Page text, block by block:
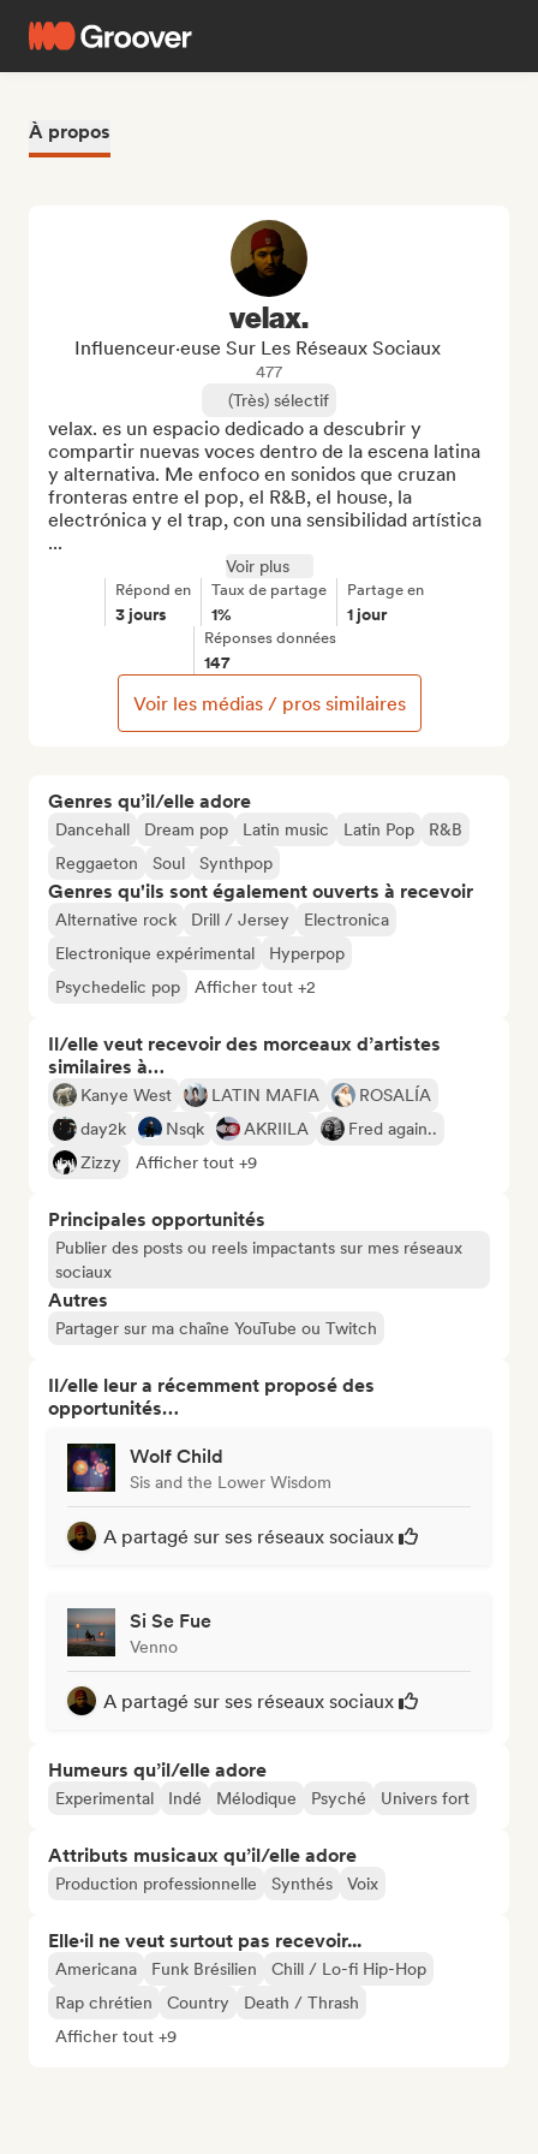
À propos
Genres qu’il/elle adore
Dancehall Dream pop Latin music Latin Pop
R&B
Reggaeton
Soul Synthpop
Genres qu'ils sont également ouverts à recevoir
Alternative rock Drill / Jersey
Electronica
Electronique expérimental
Hyperpop
Psychedelic pop
Afficher tout +2
Il/elle veut recevoir des morceaux d’artistes
similaires à…
Kanye West LATIN MAFIA
ROSALÍA
day2k
Nsqk AKRIILA
Fred again..
Zizzy
Afficher tout +9
Principales opportunités
Publier des posts ou reels impactants sur mes réseaux
sociaux
Autres
Partager sur ma chaîne YouTube ou Twitch
Il/elle leur a récemment proposé des
opportunités…
Wolf Child
Sis and the Lower Wisdom
A partagé sur ses réseaux sociaux
Si Se Fue
Venno
A partagé sur ses réseaux sociaux
Humeurs qu’il/elle adore
Experimental Indé Mélodique Psyché Univers fort
Attributs musicaux qu’il/elle adore
Production professionnelle Synthés Voix
Elle·il ne veut surtout pas recevoir...
Americana Funk Brésilien
Chill / Lo-fi Hip-Hop
Rap chrétien
Country
Death / Thrash
Afficher tout +9
velax.
Influenceur·euse Sur Les Réseaux Sociaux
477
(Très) sélectif
velax. es un espacio dedicado a descubrir y
compartir nuevas voces dentro de la escena latina
y alternativa. Me enfoco en sonidos que cruzan
fronteras entre el pop, el R&B, el house, la
electrónica y el trap, con una sensibilidad artística
...
Voir plus
Répond en
3 jours
Taux de partage
1%
Partage en
1 jour
Réponses données
147
Voir les médias / pros similaires